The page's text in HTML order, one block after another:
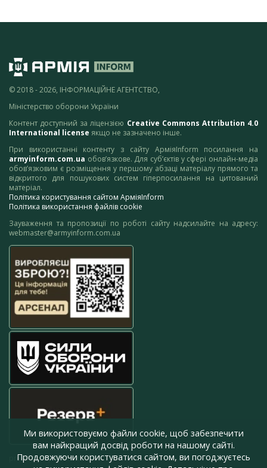
© 2018 - 2026, ІНФОРМАЦІЙНЕ АГЕНТСТВО,
Міністерство оборони України
Контент доступний за ліцензією Creative Commons Attribution 4.0
International license якщо не зазначено інше.
При використанні контенту з сайту АрміяInform посилання на
armyinform.com.ua обов’язкове. Для суб’єктів у сфері онлайн-медіа
обов’язковим є розміщення у першому абзаці матеріалу прямого та
відкритого для пошукових систем гіперпосилання на цитований
матеріал.
Політика користування сайтом АрміяInform
Політика використання файлів cookie
Зауваження та пропозиції по роботі сайту надсилайте на адресу:
webmaster@armyinform.com.ua
press@armyinform.com.ua
Ми використовуємо файли cookie, щоб забезпечити
вам найкращий досвід роботи на нашому сайті.
Продовжуючи користуватися сайтом, ви погоджуєтесь